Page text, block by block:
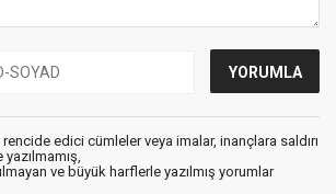
edici cümleler veya imalar, inançlara saldırı
ve büyük harflerle yazılmış yorumlar